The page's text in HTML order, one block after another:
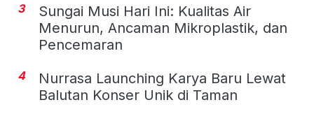
3
Sungai Musi Hari Ini: Kualitas Air
Menurun, Ancaman Mikroplastik, dan
Pencemaran
4
Nurrasa Launching Karya Baru Lewat
Balutan Konser Unik di Taman